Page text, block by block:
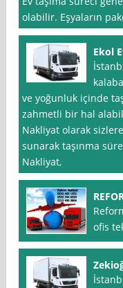
olabilir. Eşyaların
Ekol
ve yoğunluk içinde
zahmetli bir hal
Nakliyat olarak
sunarak taşınma
Nakliyat,
ofis